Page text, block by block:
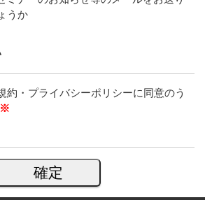
うか
約・プライバシーポリシーに同意のう
※